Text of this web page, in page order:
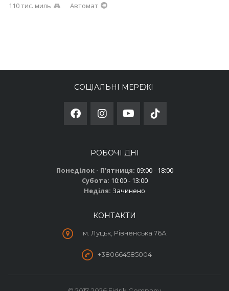
110 тис. миль Автомат
СОЦІАЛЬНІ МЕРЕЖІ
РОБОЧІ ДНІ
Понеділок - Пʼятниця: 09:00 - 18:00
Субота: 10:00 - 13:00
Неділя: Зачинено
КОНТАКТИ
м. Луцьк, Рівненська 76А
+380664585004